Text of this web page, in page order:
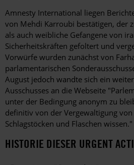
Amnesty International liegen
von Mehdi Karroubi bestätigen, der
als auch weibliche Gefangene von
Sicherheitskräften gefoltert und
Vorwürfe wurden zunächst von
parlamentarischen
August jedoch wandte sich ein
Ausschusses an die Webseite
unter der Bedingung anonym zu
definitiv von der Vergewaltigung
Schlagstöcken und Flaschen wissen."
HISTORIE DIESER URGENT